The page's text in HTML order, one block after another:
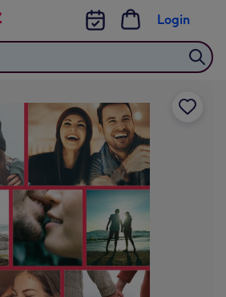
Login